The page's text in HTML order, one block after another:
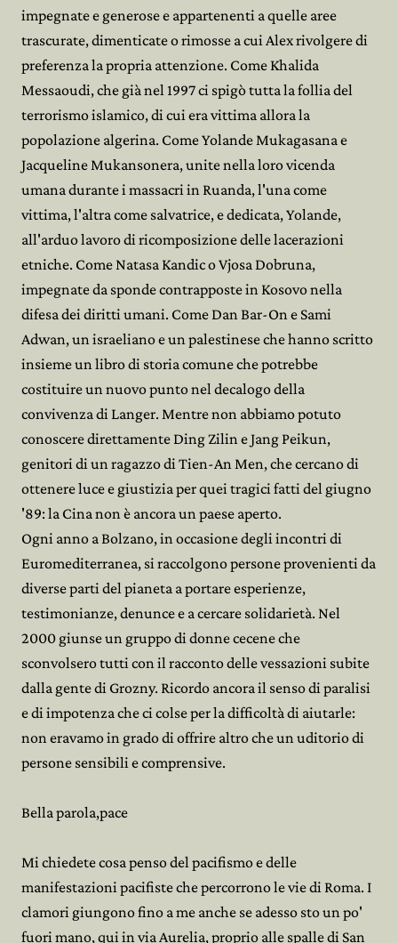
impegnate e generose e appartenenti a quelle aree
trascurate, dimenticate o rimosse a cui Alex rivolgere di
preferenza la propria attenzione. Come Khalida
Messaoudi, che già nel 1997 ci spigò tutta la follia del
terrorismo islamico, di cui era vittima allora la
popolazione algerina. Come Yolande Mukagasana e
Jacqueline Mukansonera, unite nella loro vicenda
umana durante i massacri in Ruanda, l'una come
vittima, l'altra come salvatrice, e dedicata, Yolande,
all'arduo lavoro di ricomposizione delle lacerazioni
etniche. Come Natasa Kandic o Vjosa Dobruna,
impegnate da sponde contrapposte in Kosovo nella
difesa dei diritti umani. Come Dan Bar-On e Sami
Adwan, un israeliano e un palestinese che hanno scritto
insieme un libro di storia comune che potrebbe
costituire un nuovo punto nel decalogo della
convivenza di Langer. Mentre non abbiamo potuto
conoscere direttamente Ding Zilin e Jang Peikun,
genitori di un ragazzo di Tien-An Men, che cercano di
ottenere luce e giustizia per quei tragici fatti del giugno
'89: la Cina non è ancora un paese aperto.
Ogni anno a Bolzano, in occasione degli incontri di
Euromediterranea, si raccolgono persone provenienti da
diverse parti del pianeta a portare esperienze,
testimonianze, denunce e a cercare solidarietà. Nel
2000 giunse un gruppo di donne cecene che
sconvolsero tutti con il racconto delle vessazioni subite
dalla gente di Grozny. Ricordo ancora il senso di paralisi
e di impotenza che ci colse per la difficoltà di aiutarle:
non eravamo in grado di offrire altro che un uditorio di
persone sensibili e comprensive.
Bella parola,pace
Mi chiedete cosa penso del pacifismo e delle
manifestazioni pacifiste che percorrono le vie di Roma. I
clamori giungono fino a me anche se adesso sto un po'
fuori mano, qui in via Aurelia, proprio alle spalle di San